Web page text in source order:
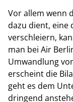
Vor allem wenn
dazu dient, eine
verschleiern,
man bei Air
Umwandlung
erscheint die
geht es dem
dringend